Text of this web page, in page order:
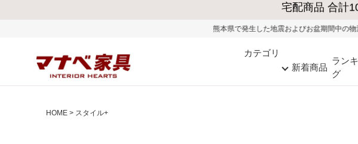
大型家具の
熊本県で発生した地震およびお盆期間中の物流混雑の影響により、一部地域ではお荷物
カテゴリ
新着商品
ラン
グ
HOME スタイル+